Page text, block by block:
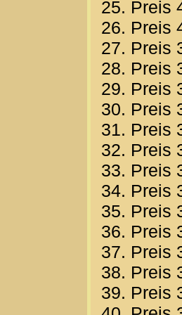
25. Preis
26. Preis
27. Preis
28. Preis
29. Preis
30. Preis
31. Preis
32. Preis
33. Preis
34. Preis
35. Preis
36. Preis
37. Preis
38. Preis
39. Preis